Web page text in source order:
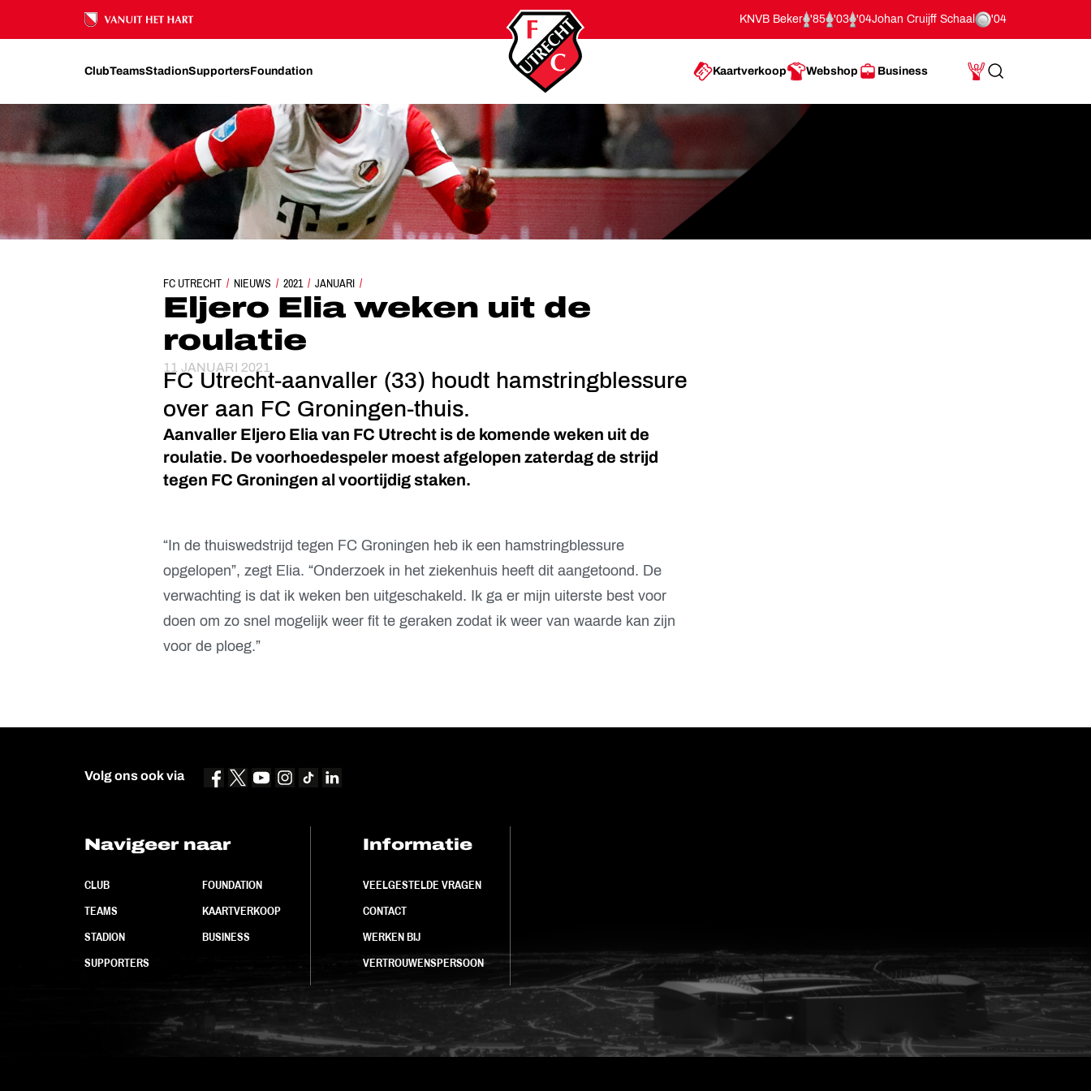
Ons nalatenschap
KNVB Beker '85 '03 '04Johan Cruijff Schaal '04
ClubTeamsStadionSupportersFoundation Kaartverkoop Webshop Business
Mijn Account
Search
FC UTRECHT NIEUWS 2021 JANUARI
ELJERO ELIA WEKEN UIT DE ROULATIE
Eljero Elia weken uit de
roulatie
11 JANUARI 2021
FC Utrecht-aanvaller (33) houdt hamstringblessure
over aan FC Groningen-thuis.
Aanvaller Eljero Elia van FC Utrecht is de komende weken uit de
roulatie. De voorhoedespeler moest afgelopen zaterdag de strijd
tegen FC Groningen al voortijdig staken.
“In de thuiswedstrijd tegen FC Groningen heb ik een hamstringblessure
opgelopen”, zegt Elia. “Onderzoek in het ziekenhuis heeft dit aangetoond. De
verwachting is dat ik weken ben uitgeschakeld. Ik ga er mijn uiterste best voor
doen om zo snel mogelijk weer fit te geraken zodat ik weer van waarde kan zijn
voor de ploeg.”
Volg ons ook via
Navigeer naar
CLUB
TEAMS
STADION
SUPPORTERS
FOUNDATION
KAARTVERKOOP
BUSINESS
Informatie
VEELGESTELDE VRAGEN
CONTACT
WERKEN BIJ
VERTROUWENSPERSOON